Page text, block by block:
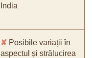
India
✘ Posibile variații în
aspectul și strălucirea